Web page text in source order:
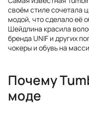
своём стиле сочетала
модой, что сделало её
Шейдлина красила
бренда UNIF и других
чокеры и обувь на
Почему
моде